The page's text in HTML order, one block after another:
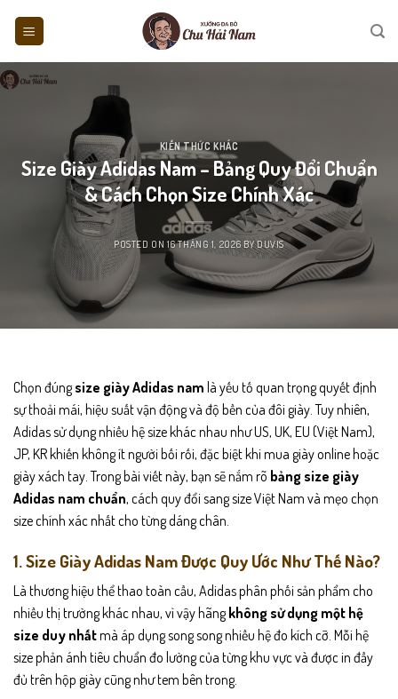
KIẾN THỨC KHÁC
Size Giày Adidas Nam – Bảng Quy Đổi Chuẩn
& Cách Chọn Size Chính Xác
POSTED ON 16 THÁNG 1, 2026BYDUVIS
Chọn đúngsize giày Adidas nam là yếu tố quan trọng quyết định
sự thoải mái, hiệu suất vận động và độ bền của đôi giày. Tuy nhiên,
Adidas sử dụng nhiều hệ size khác nhau như US, UK, EU (Việt Nam),
JP, KR khiến không ít người bối rối, đặc biệt khi mua giày online hoặc
giày xách tay.Trong bài viết này, bạn sẽ nắm rõ bảng size giày
Adidas nam chuẩn, cách quy đổi sang size Việt Nam và mẹo chọn
size chính xác nhất cho từng dáng chân.
1. Size Giày Adidas Nam Được Quy Ước Như Thế Nào?
Là thương hiệu thể thao toàn cầu, Adidas phân phối sản phẩm cho
nhiều thị trường khác nhau, vì vậy hãngkhông sử dụng một hệ
size duy nhấtmà áp dụng song song nhiều hệ đo kích cỡ. Mỗi hệ
size phản ánh tiêu chuẩn đo lường của từng khu vực và được in đầy
đủ trên hộp giày cũng như tem bên trong.